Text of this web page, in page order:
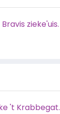
zieke'uis.
't Krabbegat.